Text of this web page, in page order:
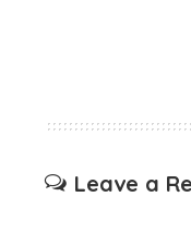
Leave a